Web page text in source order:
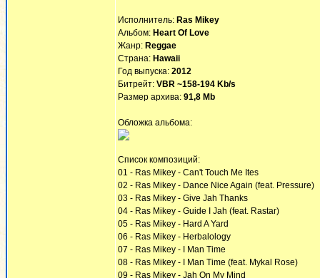
Исполнитель: Ras Mikey
Альбом: Heart Of Love
Жанр: Reggae
Страна: Hawaii
Год выпуска: 2012
Битрейт: VBR ~158-194 Kb/s
Размер архива: 91,8 Mb
Обложка альбома:
Список композиций:
01 - Ras Mikey - Can't Touch Me Ites
02 - Ras Mikey - Dance Nice Again (feat. Pressure)
03 - Ras Mikey - Give Jah Thanks
04 - Ras Mikey - Guide I Jah (feat. Rastar)
05 - Ras Mikey - Hard A Yard
06 - Ras Mikey - Herbalology
07 - Ras Mikey - I Man Time
08 - Ras Mikey - I Man Time (feat. Mykal Rose)
09 - Ras Mikey - Jah On My Mind